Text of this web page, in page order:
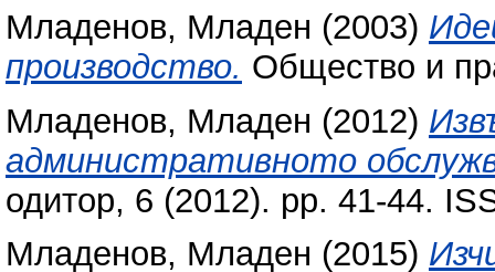
Младенов, Младен (2003)
производство. Общество и
Младенов, Младен (2012)
административното
одитор, 6 (2012). pp. 41-44.
Младенов, Младен (2015)